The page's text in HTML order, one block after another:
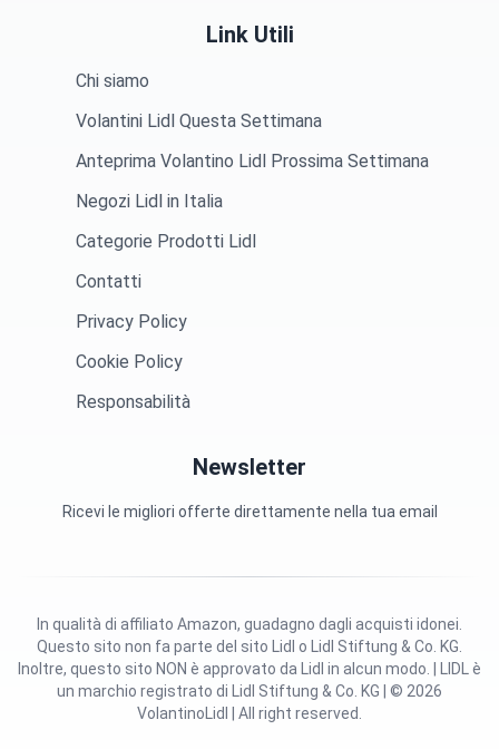
Link Utili
Chi siamo
Volantini Lidl Questa Settimana
Anteprima Volantino Lidl Prossima Settimana
Negozi Lidl in Italia
Categorie Prodotti Lidl
Contatti
Privacy Policy
Cookie Policy
Responsabilità
Newsletter
Ricevi le migliori offerte direttamente nella tua email
Questo sito non fa parte del sito Lidl o Lidl Stiftung & Co. KG.
Inoltre, questo sito NON è approvato da Lidl in alcun modo. | LIDL è
un marchio registrato di Lidl Stiftung & Co. KG | © 2026
VolantinoLidl | All right reserved.
In qualità di affiliato Amazon, guadagno dagli acquisti idonei.